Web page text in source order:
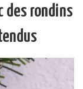
des rondins